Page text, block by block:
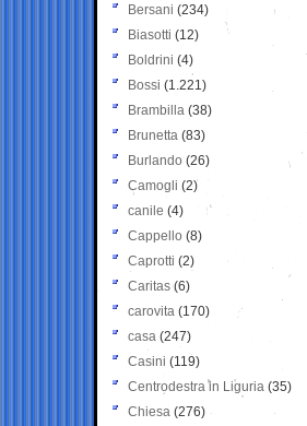
Bersani (234)
Biasotti (12)
Boldrini (4)
Bossi (1.221)
Brambilla (38)
Brunetta (83)
Burlando (26)
Camogli (2)
canile (4)
Cappello (8)
Caprotti (2)
Caritas (6)
carovita (170)
casa (247)
Casini (119)
Centrodestra in Liguria (35)
Chiesa (276)